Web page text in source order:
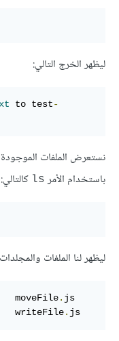
ليظهر الخرج التالي:
to test-
نستعرض الملفات الموجودة
باستخدام الأمر ‎ls‎ كالتالي:
ليظهر لنا الملفات والمجلدات
moveFile. js
writeFile. js